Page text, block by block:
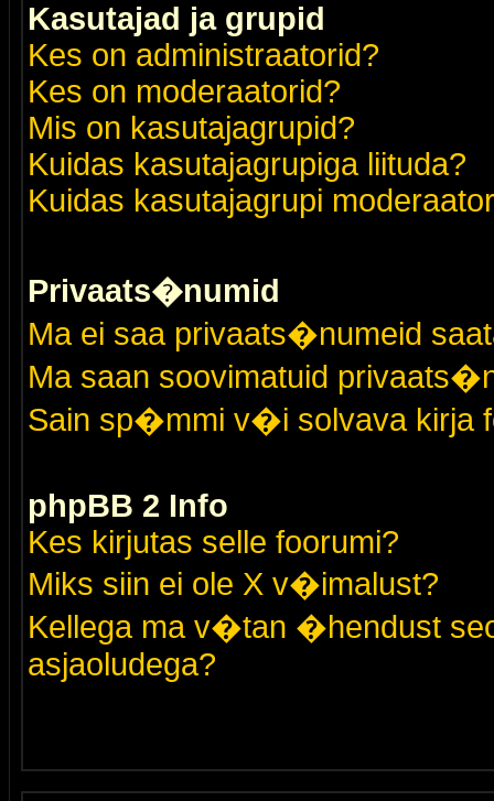
Kasutajad ja grupid
Kes on administraatorid?
Kes on moderaatorid?
Mis on kasutajagrupid?
Kuidas kasutajagrupiga liituda?
Kuidas kasutajagrupi
Privaats�numid
Ma ei saa privaats�numeid
Ma saan soovimatuid
Sain sp�mmi v�i solvava kirja
phpBB 2 Info
Kes kirjutas selle foorumi?
Miks siin ei ole X v�imalust?
Kellega ma v�tan �hendust
asjaoludega?